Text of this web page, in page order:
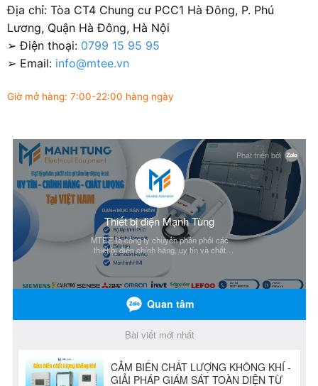
Địa chỉ: Tòa CT4 Chung cư PCC1 Hà Đông, P. Phú
Lương, Quận Hà Đông, Hà Nội
➢ Điện thoại: 0799 15 95 95
➢ Email: info@mtee.vn
Giờ mở hàng: 7:00-22:00 hàng ngày